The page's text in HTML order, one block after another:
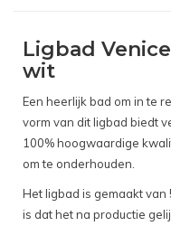
Ligbad
wit
Een heerlijk bad om in te
vorm van dit ligbad biedt
100% hoogwaardige
om te onderhouden.
Het ligbad is gemaakt van
is dat het na productie